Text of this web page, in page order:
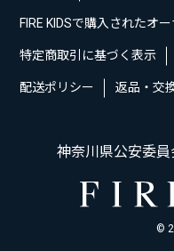
FIRE KIDSで購入されたオ
特定商取引に基づく表示
配送ポリシー 返品・交
神奈川県公安委
©